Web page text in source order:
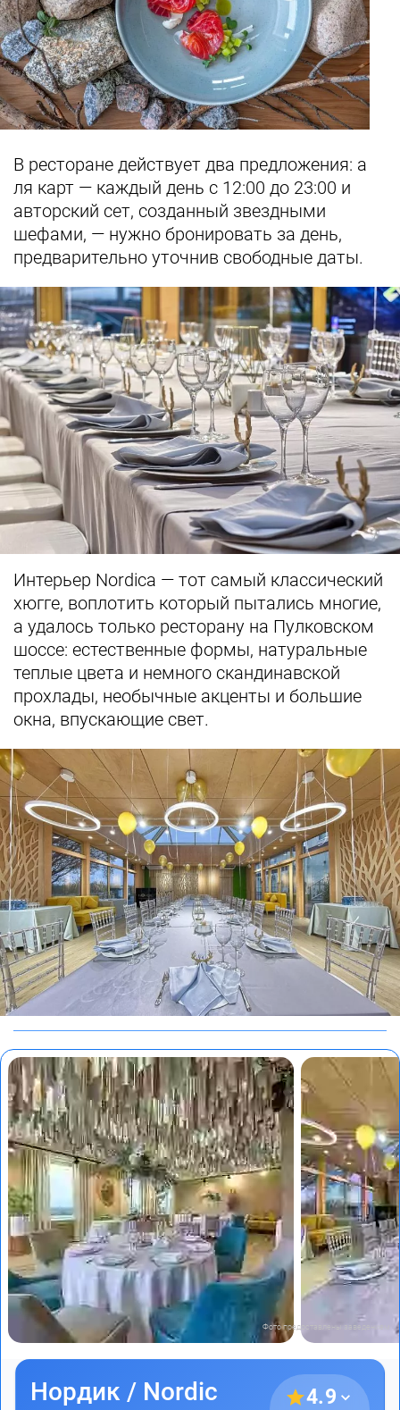
В ресторане действует два предложения: а
ля карт — каждый день с 12:00 до 23:00 и
авторский сет, созданный звездными
шефами, — нужно бронировать за день,
предварительно уточнив свободные даты.
Интерьер Nordica — тот самый классический
хюгге, воплотить который пытались многие,
а удалось только ресторану на Пулковском
шоссе: естественные формы, натуральные
теплые цвета и немного скандинавской
прохлады, необычные акценты и большие
окна, впускающие свет.
Фото предоставлены заведением
Нордик / Nordic 4.9